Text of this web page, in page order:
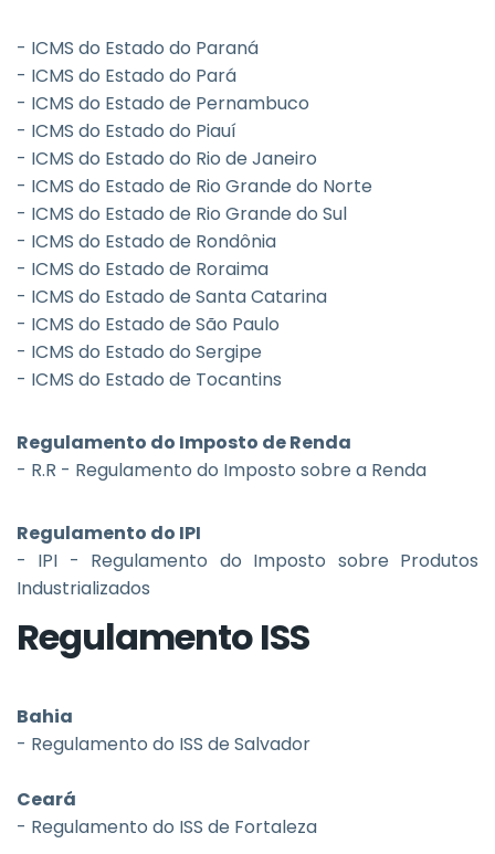
- ICMS do Estado do Paraná
- ICMS do Estado do Pará
- ICMS do Estado de Pernambuco
- ICMS do Estado do Piauí
- ICMS do Estado do Rio de Janeiro
- ICMS do Estado de Rio Grande do Norte
- ICMS do Estado de Rio Grande do Sul
- ICMS do Estado de Rondônia
- ICMS do Estado de Roraima
- ICMS do Estado de Santa Catarina
- ICMS do Estado de São Paulo
- ICMS do Estado do Sergipe
- ICMS do Estado de Tocantins
Regulamento do Imposto de Renda
- R.R - Regulamento do Imposto sobre a Renda
Regulamento do IPI
- IPI - Regulamento do Imposto sobre Produtos
Industrializados
Regulamento ISS
Bahia
- Regulamento do ISS de Salvador
Ceará
- Regulamento do ISS de Fortaleza